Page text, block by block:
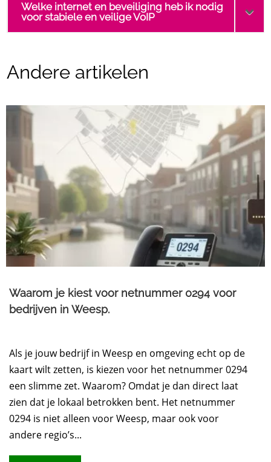
Welke internet en beveiliging heb ik nodig
voor stabiele en veilige VoIP
Andere artikelen
Waarom je kiest voor netnummer 0294 voor
bedrijven in Weesp.​
Als je jouw bedrijf in Weesp en omgeving echt op de
kaart wilt zetten, is kiezen voor het netnummer 0294
een slimme zet. Waarom? Omdat je dan direct laat
zien dat je lokaal betrokken bent. Het netnummer
0294 is niet alleen voor Weesp, maar ook voor
andere regio’s...